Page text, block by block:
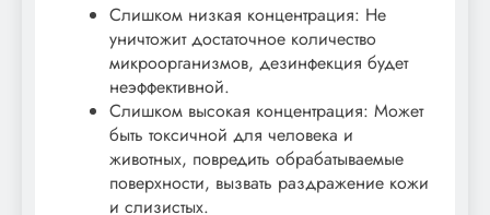
Слишком низкая концентрация: Не
уничтожит достаточное количество
микроорганизмов, дезинфекция будет
неэффективной.
Слишком высокая концентрация: Может
быть токсичной для человека и
животных, повредить обрабатываемые
поверхности, вызвать раздражение кожи
и слизистых.